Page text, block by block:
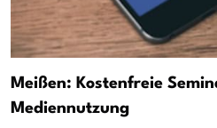
Meißen: Kostenfreie
Mediennutzung